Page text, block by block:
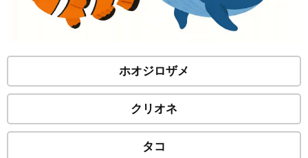
ホオジロザメ
クリオネ
タコ